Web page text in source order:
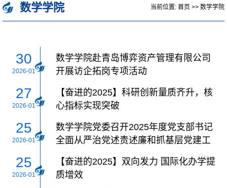
数学学院 当前位置: 首页 >> 数学学院
30
2026-01
数学学院赴青岛博弈资产管理有限公司
开展访企拓岗专项活动
27
2026-01
【奋进的2025】科研创新量质齐升，核
心指标实现突破
25
2026-01
数学学院党委召开2025年度党支部书记
全面从严治党述责述廉和抓基层党建工
25
2026-01
【奋进的2025】双向发力 国际化办学提
质增效